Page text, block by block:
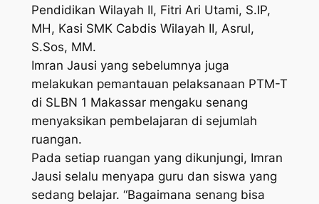
Pendidikan Wilayah II, Fitri Ari Utami, S.IP,
MH, Kasi SMK Cabdis Wilayah II, Asrul,
S.Sos, MM.
Imran Jausi yang sebelumnya juga
melakukan pemantauan pelaksanaan PTM-T
di SLBN 1 Makassar mengaku senang
menyaksikan pembelajaran di sejumlah
ruangan.
Pada setiap ruangan yang dikunjungi, Imran
Jausi selalu menyapa guru dan siswa yang
sedang belajar. “Bagaimana senang bisa